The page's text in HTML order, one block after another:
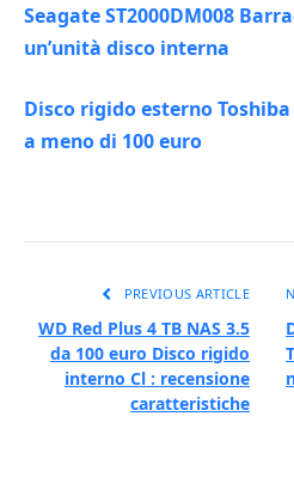
Seagate ST2000DM008
un’unità disco interna
Disco rigido esterno
a meno di 100 euro
PREVIOUS ARTICLE
WD Red Plus 4 TB NAS 3.5
da 100 euro Disco rigido
interno Cl : recensione
caratteristiche